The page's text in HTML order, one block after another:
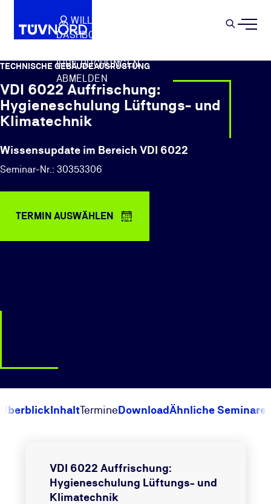
Springe zum Hauptinhalt
WILLKOMMEN
DASHBOARD
IHRE BUCHUNGEN
ABMELDEN
TECHNISCHE GEBÄUDEAUSRÜSTUNG
VDI 6022 Auffrischung:
Hygieneschulung Lüftungs- und
Klimatechnik
Wissensupdate im Bereich VDI 6022
Seminar-Nr.: 30353306
TERMIN AUSWÄHLEN
ÜberblickInhaltTermineDownloadÄhnliche Seminare
VDI 6022 Auffrischung:
Hygieneschulung Lüftungs- und
Klimatechnik